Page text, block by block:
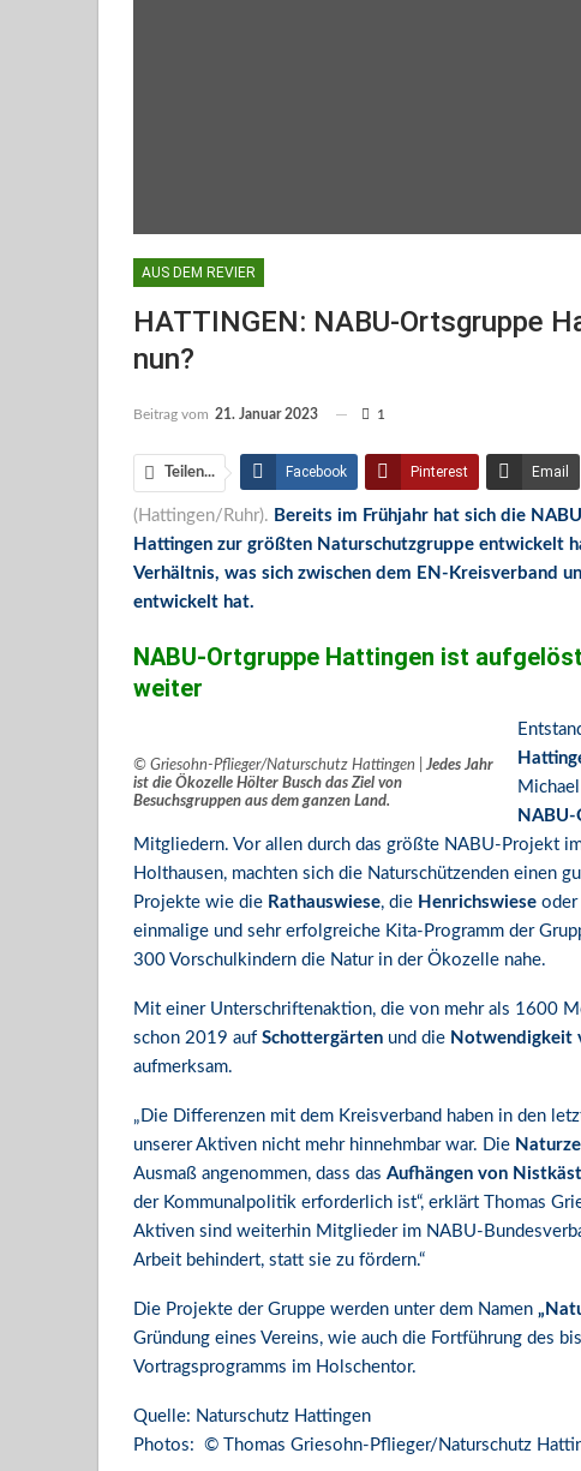
AUS DEM REVIER
HATTINGEN: NABU-Ortsgruppe
nun?
Beitrag vom 21. Januar 2023 1
Teilen... Facebook Pinterest Email
Facebook Messenger
(Hattingen/Ruhr). Bereits im Frühjahr hat sich die
Hattingen zur größten Naturschutzgruppe entwickelt
Verhältnis, was sich zwischen dem EN-Kreisverband
entwickelt hat.
NABU-Ortgruppe Hattingen ist
weiter
© Griesohn-Pflieger/Naturschutz Hattingen |Jedes Jahr
ist die Ökozelle Hölter Busch das Ziel von
Besuchsgruppen aus dem ganzen Land.
Mitgliedern. Vor allen durch das größte NABU-Projekt
Holthausen, machten sich die Naturschützenden einen
Projekte wie die Rathauswiese, die Henrichswiese oder
einmalige und sehr erfolgreiche Kita-Programm der
300 Vorschulkindern die Natur in der Ökozelle nahe.
Mit einer Unterschriftenaktion, die von mehr als 1600
schon 2019 auf Schottergärten und die Notwendigkeit
aufmerksam.
„Die Differenzen mit dem Kreisverband haben in den
unserer Aktiven nicht mehr hinnehmbar war. Die
Ausmaß angenommen, dass das Aufhängen von
der Kommunalpolitik erforderlich ist“, erklärt Thomas
Aktiven sind weiterhin Mitglieder im NABU-
Arbeit behindert, statt sie zu fördern.“
Die Projekte der Gruppe werden unter dem Namen
Gründung eines Vereins, wie auch die Fortführung des
Vortragsprogramms im Holschentor.
Quelle: Naturschutz Hattingen
Photos: © Thomas Griesohn-Pflieger/Naturschutz